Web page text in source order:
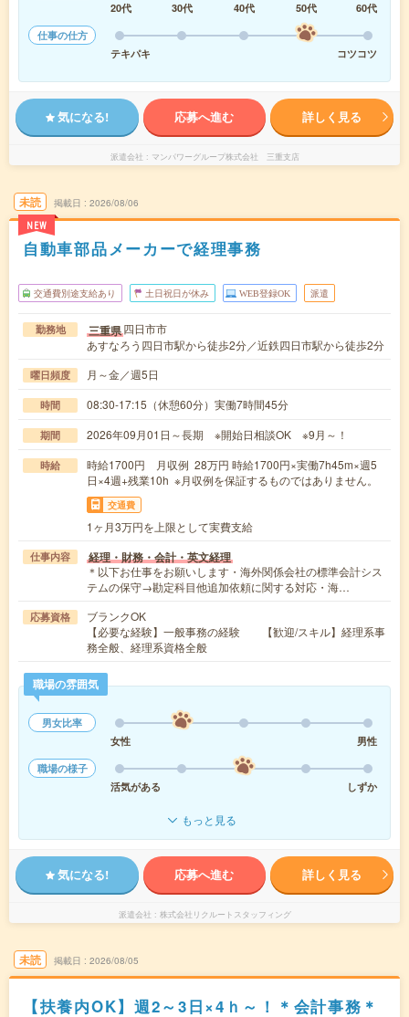
20代
30代 40代 50代
60代
仕事の仕方
テキパキ
コツコツ
気になる! 応募へ進む 詳しく見る
派遣会社 マンパワーグループ株式会社 三重支店
未読
NEW
掲載日 2026/08/06
自動車部品メーカーで経理事務
交通費別途支給あり 土日祝日が休み WEB登録OK 派遣
勤務地 三重県四日市市
あすなろう四日市駅から徒歩2分／近鉄四日市駅から徒歩2分
曜日頻度 月～金／週5日
時間 08:30-17:15（休憩60分）実働7時間45分
期間 2026年09月01日～長期 ※開始日相談OK ※9月～！
時給
時給1700円 月収例 28万円 時給1700円×実働7h45m×週5
日×4週+残業10h ※月収例を保証するものではありません。
交通費
1ヶ月3万円を上限として実費支給
仕事内容 経理・財務・会計・英文経理
＊以下お仕事をお願いします・海外関係会社の標準会計シス
テムの保守→勘定科目他追加依頼に関する対応・海…
応募資格
ブランクOK
【必要な経験】一般事務の経験 【歓迎/スキル】経理系事
務全般、経理系資格全般
職場の雰囲気
男女比率
女性
男性
職場の様子
活気がある
しずか
もっと見る
気になる! 応募へ進む 詳しく見る
派遣会社 株式会社リクルートスタッフィング
未読 掲載日 2026/08/05
【扶養内OK】週2～3日×4ｈ～！＊会計事務＊